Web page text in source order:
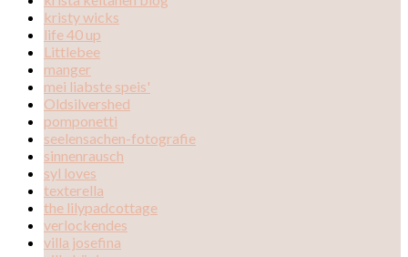
kristy wicks
life 40 up
Littlebee
manger
mei liabste speis'
Oldsilvershed
pomponetti
seelensachen-fotografie
sinnenrausch
syl loves
texterella
the lilypadcottage
verlockendes
villa josefina